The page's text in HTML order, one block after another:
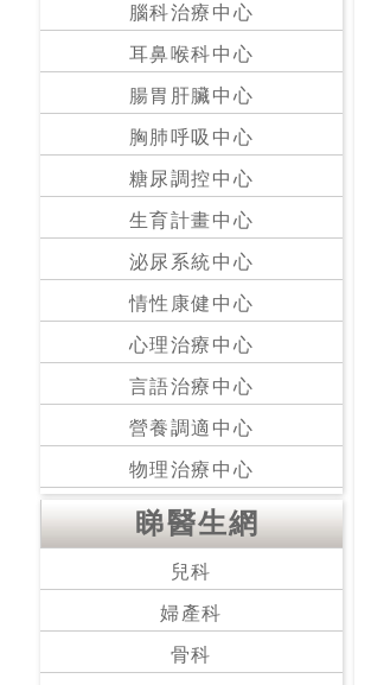
院
腦科治療中心
耳鼻喉科中心
腸胃肝臟中心
胸肺呼吸中心
糖尿調控中心
生育計畫中心
泌尿系統中心
情性康健中心
心理治療中心
言語治療中心
營養調適中心
物理治療中心
睇醫生網
兒科
婦產科
骨科